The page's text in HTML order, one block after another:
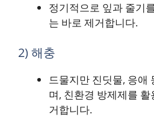
정기적으로 잎과 줄기
는 바로 제거합니다.
2) 해충
드물지만 진딧물, 응애
며, 친환경 방제제를
거합니다.